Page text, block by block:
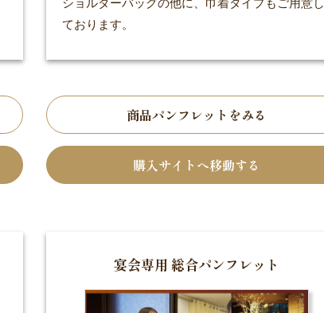
ショルダーバッグの他に、巾着タイプもご用意し
ております。
商品パンフレットをみる
購入サイトへ移動する
宴会専用 総合パンフレット